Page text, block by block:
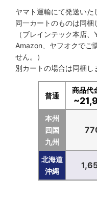
ヤマト運輸にて発送いた
同一カートのものは同梱
（ブレインテック本店
Amazon、ヤフオクでご
せん。）
別カートの場合は同梱し
普通
商品代
本州
四国
九州
北海道
沖縄